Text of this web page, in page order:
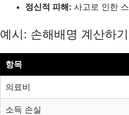
정신적 피해: 사고로 인한
예시: 손해배명 계산하기
항목
의료비
소득 손실